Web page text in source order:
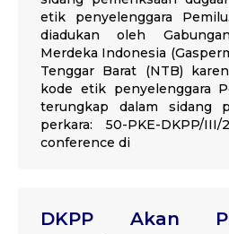
etik penyelenggara
diadukan oleh
Merdeka Indonesia
Tenggar Barat (NTB)
kode etik penyelenggara
terungkap dalam sidang
perkara: 50-PKE-DKPP/
conference di
DKPP Akan